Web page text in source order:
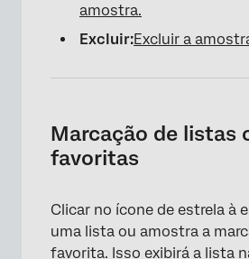
amostra.
Excluir:Excluir a
Marcação de listas
favoritas
Clicar no ícone de estrela à
uma lista ou amostra a
favorita. Isso exibirá a lista